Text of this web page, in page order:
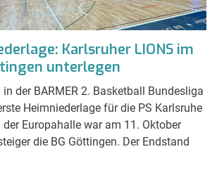
Karlsruher LIONS im
unterlegen
der BARMER 2. Basketball Bundesliga
Heimniederlage für die PS Karlsruhe
der Europahalle war am 11. Oktober
die BG Göttingen. Der Endstand